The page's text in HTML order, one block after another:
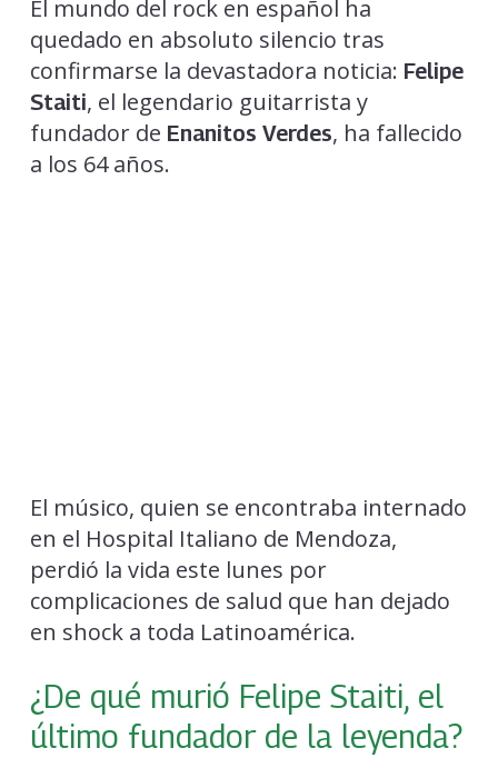
El mundo del rock en español ha
quedado en absoluto silencio tras
confirmarse la devastadora noticia: Felipe
Staiti, el legendario guitarrista y
fundador de Enanitos Verdes, ha fallecido
a los 64 años.
El músico, quien se encontraba internado
en el Hospital Italiano de Mendoza,
perdió la vida este lunes por
complicaciones de salud que han dejado
en shock a toda Latinoamérica.
¿De qué murió Felipe Staiti, el
último fundador de la leyenda?